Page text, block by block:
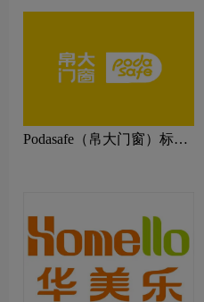
Podasafe（帛大门窗）标志